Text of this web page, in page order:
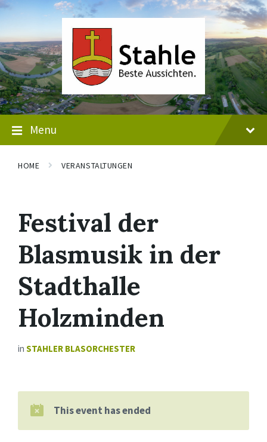
Skip
to
Skip
to
navigation
Skip
to
Menu
HOME VERANSTALTUNGEN
Festival der
Blasmusik in der
Stadthalle
Holzminden
in STAHLER BLASORCHESTER
This event has ended